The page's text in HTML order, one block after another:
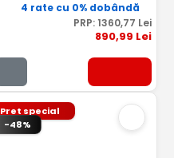
4 rate cu 0% dobândă
PRP: 1360,77 Lei
890,99 Lei
Pret special
-48%